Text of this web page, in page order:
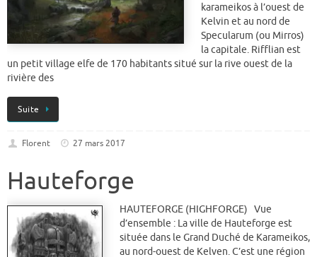
karameikos à l’ouest de
Kelvin et au nord de
Specularum (ou Mirros)
la capitale. Rifflian est
un petit village elfe de 170 habitants situé sur la rive ouest de la
rivière des
Suite
Florent 27 mars 2017
Hauteforge
HAUTEFORGE (HIGHFORGE) Vue
d’ensemble : La ville de Hauteforge est
située dans le Grand Duché de Karameikos,
au nord-ouest de Kelven. C’est une région